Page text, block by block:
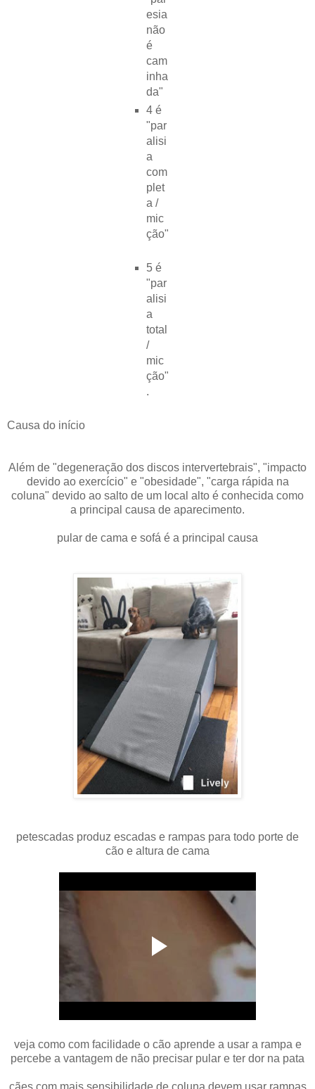
esia
não
é
cam
inha
da"
4 é
"par
alisi
a
com
plet
a /
mic
ção"
5 é
"par
alisi
a
total
/
mic
ção"
.
Causa do início
Além de "degeneração dos discos intervertebrais", "impacto
devido ao exercício" e "obesidade", "carga rápida na
coluna" devido ao salto de um local alto é conhecida como
a principal causa de aparecimento.
pular de cama e sofá é a principal causa
petescadas produz escadas e rampas para todo porte de
cão e altura de cama
veja como com facilidade o cão aprende a usar a rampa e
percebe a vantagem de não precisar pular e ter dor na pata